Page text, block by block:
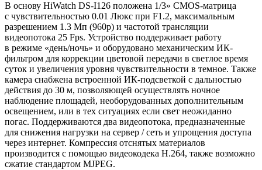
В основу HiWatch DS-I126 положена 1/3» CMOS-матрица
с чувствительностью 0.01 Люкс при F1.2, максимальным
разрешением 1.3 Мп (960p) и частотой трансляции
видеопотока 25 Fps. Устройство поддерживает работу
в режиме «день/ночь» и оборудовано механическим ИК-
фильтром для коррекции цветовой передачи в светлое время
суток и увеличения уровня чувствительности в темное. Также
камера снабжена встроенной ИК-подсветкой с дальностью
действия до 30 м, позволяющей осуществлять ночное
наблюдение площадей, необорудованных дополнительным
освещением, или в тех ситуациях если свет неожиданно
погас. Поддерживаются два видеопотока, предназначенные
для снижения нагрузки на сервер / сеть и упрощения доступа
через интернет. Компрессия отснятых материалов
производится с помощью видеокодека H.264, также возможно
сжатие стандартом MJPEG.